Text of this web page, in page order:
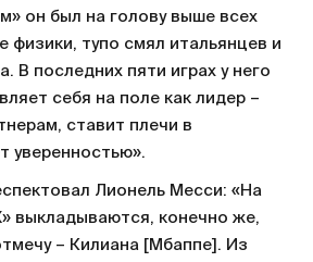
он был на голову выше всех
физики, тупо смял итальянцев и
В последних пяти играх у него
себя на поле как лидер –
ставит плечи в
уверенностью».
Лионель Месси: «На
выкладываются, конечно же,
– Килиана [Мбаппе]. Из